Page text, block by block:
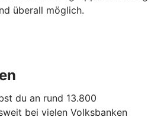
überall möglich.
du an rund 13.800
bei vielen Volksbanken